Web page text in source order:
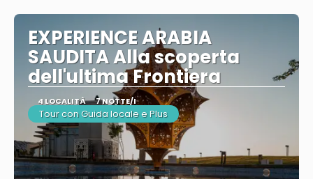
EXPERIENCE ARABIA
SAUDITA Alla scoperta
dell'ultima Frontiera
4 LOCALITÀ 7 NOTTE/I
Tour con Guida locale e Plus